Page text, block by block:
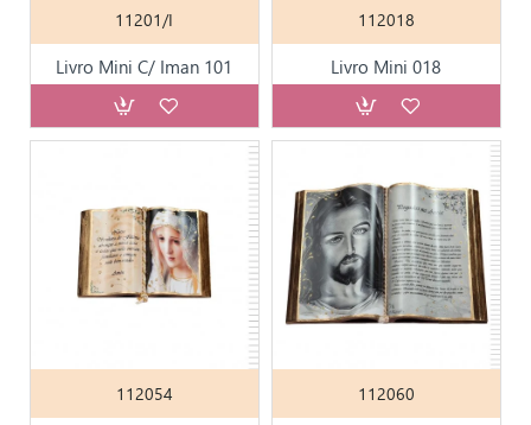
11201/I
Livro Mini C/ Iman 101
112018
Livro Mini 018
112054 112060